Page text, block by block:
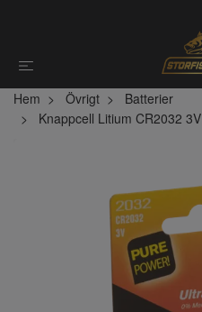
Hem Övrigt
Batterier
Knappcell Litium CR2032